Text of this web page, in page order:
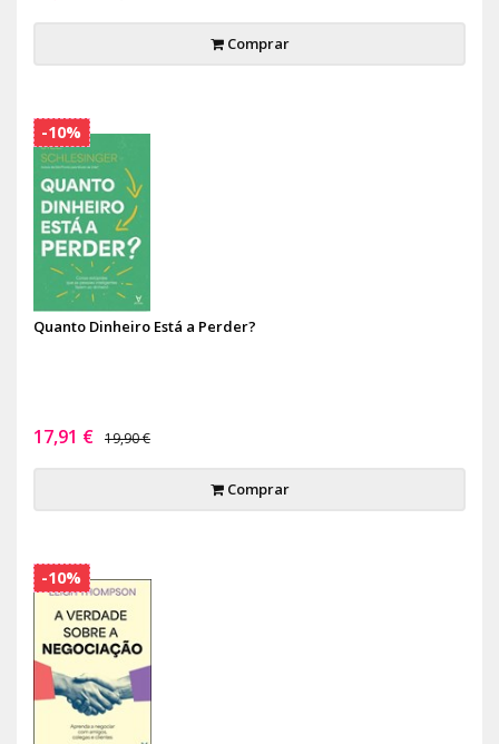
Comprar
Quanto Dinheiro Está a Perder?
17,91 € 19,90 €
Comprar
-10%
-10%